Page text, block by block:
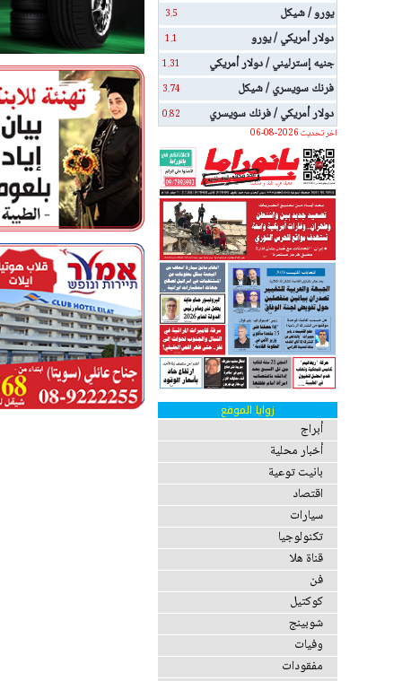
يورو / شيكل 3.5
دولار أمريكي / يورو 1.1
جنيه إسترليني / دولار أمريكي 1.31
فرنك سويسري / شيكل 3.74
دولار أمريكي / فرنك سويسري
0.82
اخر تحديث 2026-08-06
زوايا الموقع
أبراج
أخبار محلية
بانيت توعية
اقتصاد
سيارات
تكنولوجيا
قناة هلا
فن
كوكتيل
شوبينج
وفيات
مفقودات